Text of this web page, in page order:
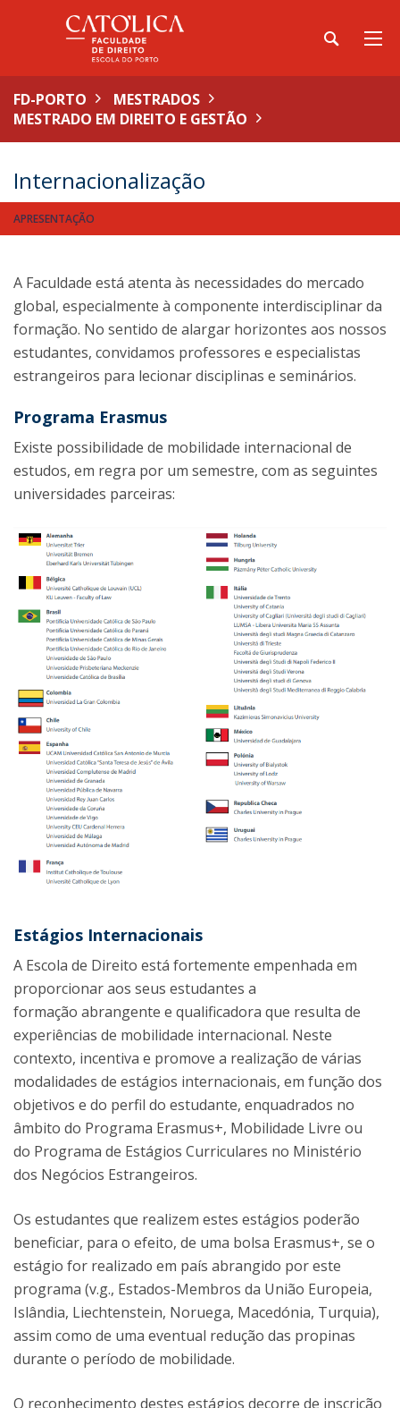
FD-PORTO
MESTRADOS
MESTRADO EM DIREITO E GESTÃO
Internacionalização
APRESENTAÇÃO
A Faculdade está atenta às necessidades do mercado
global, especialmente à componente interdisciplinar da
formação. No sentido de alargar horizontes aos nossos
estudantes, convidamos professores e especialistas
estrangeiros para lecionar disciplinas e seminários.
Programa Erasmus
Existe possibilidade de mobilidade internacional de
estudos, em regra por um semestre, com as seguintes
universidades parceiras:
Estágios Internacionais
A Escola de Direito está fortemente empenhada em
proporcionar aos seus estudantes a
formação abrangente e qualificadora que resulta de
experiências de mobilidade internacional. Neste
contexto, incentiva e promove a realização de várias
modalidades de estágios internacionais, em função dos
objetivos e do perfil do estudante, enquadrados no
âmbito do Programa Erasmus+, Mobilidade Livre ou
do Programa de Estágios Curriculares no Ministério
dos Negócios Estrangeiros.
Os estudantes que realizem estes estágios poderão
beneficiar, para o efeito, de uma bolsa Erasmus+, se o
estágio for realizado em país abrangido por este
programa (v.g., Estados-Membros da União Europeia,
Islândia, Liechtenstein, Noruega, Macedónia, Turquia),
assim como de uma eventual redução das propinas
durante o período de mobilidade.
O reconhecimento destes estágios decorre de inscrição